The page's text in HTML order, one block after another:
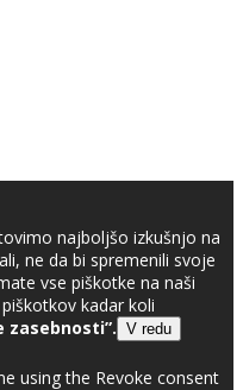
najboljšo izkušnjo na
ne da bi spremenili svoje
vse piškotke na naši
kadar koli
zasebnosti”. V redu
using the Revoke consent